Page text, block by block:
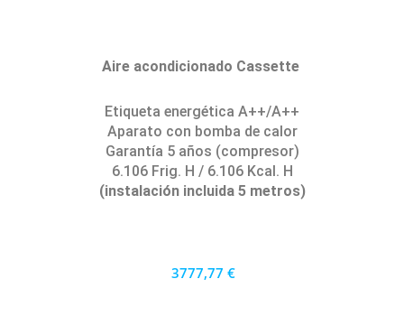
Aire acondicionado Cassette
Etiqueta energética A++/A++
Aparato con bomba de calor
Garantía 5 años (compresor)
6.106 Frig. H / 6.106 Kcal. H
(instalación incluida 5 metros)
3777,77 €